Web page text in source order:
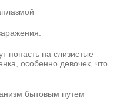
попасть на слизистые
особенно девочек, что
бытовым путем